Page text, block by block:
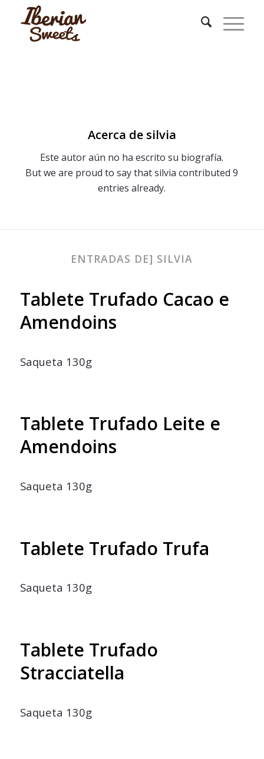
Acerca de silvia
Este autor aún no ha escrito su biografía.
But we are proud to say thatsilvia contributed 9
entries already.
ENTRADAS DE] SILVIA
Tablete Trufado Cacao e
Amendoins
Saqueta 130g
Tablete Trufado Leite e
Amendoins
Saqueta 130g
Tablete Trufado Trufa
Saqueta 130g
Tablete Trufado
Stracciatella
Saqueta 130g